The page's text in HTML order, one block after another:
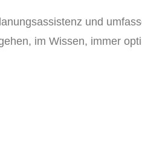
und
im Wissen, immer